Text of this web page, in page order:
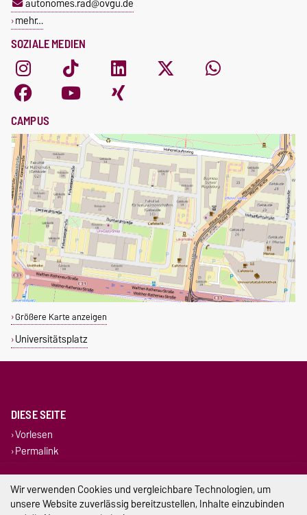
SOZIALE MEDIEN
mehr…
CAMPUS
Größere Karte anzeigen
Universitätsplatz
DIESE SEITE
Vorlesen
Permalink
Impressum
Datenschutz
Wir verwenden Cookies und vergleichbare Technologien, um
unsere Website zuverlässig bereitzustellen, Inhalte einzubinden